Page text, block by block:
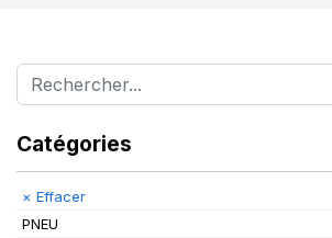
Catégories
× Effacer
PNEU